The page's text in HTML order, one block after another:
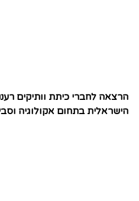
הרצאה לחברי כיתת וותיקים
הישראלית בתחום אקולוגיה